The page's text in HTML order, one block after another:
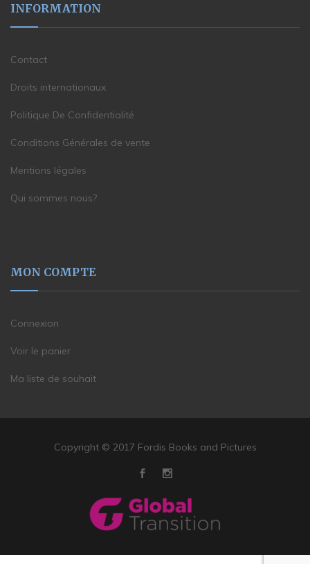
INFORMATION
Contact
Droits internationaux
Politique De Confidentialité
Conditions Générales de vente
Mentions légales
Qui sommes nous?
MON COMPTE
Connexion
Voir le panier
Ma liste de souhait
Copyright © 2017 Fordis Books and Pictures